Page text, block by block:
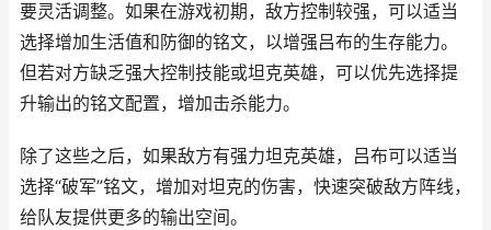
要灵活调整。如果在游戏初期，敌方控制较强，可以适当
选择增加生活值和防御的铭文，以增强吕布的生存能力。
但若对方缺乏强大控制技能或坦克英雄，可以优先选择提
升输出的铭文配置，增加击杀能力。
除了这些之后，如果敌方有强力坦克英雄，吕布可以适当
选择“破军”铭文，增加对坦克的伤害，快速突破敌方阵线，
给队友提供更多的输出空间。